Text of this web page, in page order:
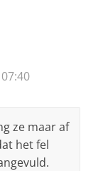
ze maar af
het fel